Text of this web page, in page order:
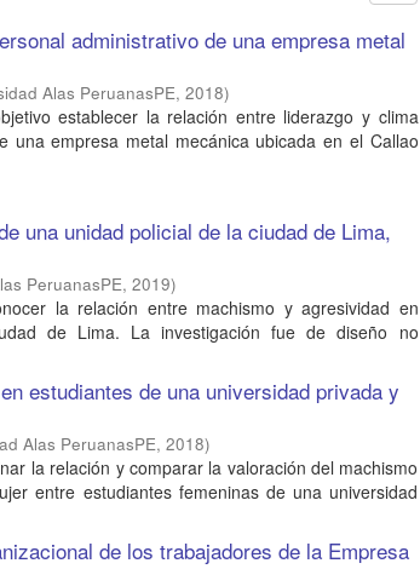
administrativo de una empresa metal
Alas PeruanasPE,2018)
establecer la relación entre liderazgo y clima
una empresa metal mecánica ubicada en el Callao
una unidad policial de la ciudad de Lima,
PeruanasPE,2019)
la relación entre machismo y agresividad en
de Lima. La investigación fue de diseño no
estudiantes de una universidad privada y
Alas PeruanasPE,2018)
la relación y comparar la valoración del machismo
entre estudiantes femeninas de una universidad
de los trabajadores de la Empresa